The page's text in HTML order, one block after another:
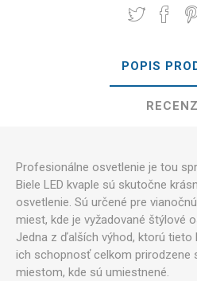
POPIS
Profesionálne osvetlenie je tou
Biele LED kvaple sú skutočne
osvetlenie. Sú určené pre
miest, kde je vyžadované štýlové
Jedna z ďalších výhod, ktorú tieto
ich schopnosť celkom prirodzene
miestom, kde sú umiestnené.